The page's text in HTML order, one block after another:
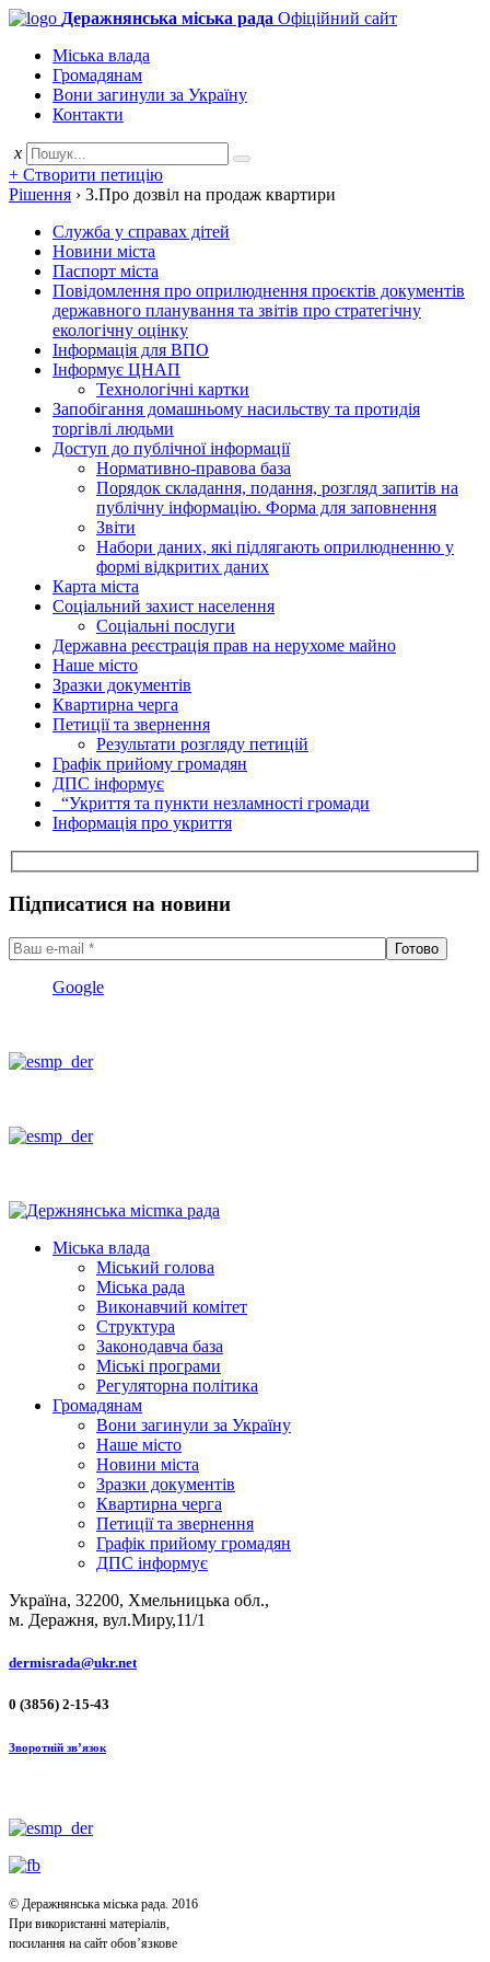
Деражнянська міська рада Офіційний сайт
Міська влада
Громадянам
Вони загинули за Україну
Контакти
x
+ Створити петицію
Рішення › 3.Про дозвіл на продаж квартири
Служба у справах дітей
Новини міста
Паспорт міста
Повідомлення про оприлюднення проєктів документів
державного планування та звітів про стратегічну
екологічну оцінку
Інформація для ВПО
Інформує ЦНАП
Технологічні картки
Запобігання домашньому насильству та протидія
торгівлі людьми
Доступ до публічної інформації
Нормативно-правова база
Порядок складання, подання, розгляд запитів на
публічну інформацію. Форма для заповнення
Звіти
Набори даних, які підлягають оприлюдненню у
формі відкритих даних
Карта міста
Соціальний захист населення
Соціальні послуги
Державна реєстрація прав на нерухоме майно
Наше місто
Зразки документів
Квартирна черга
Петиції та звернення
Результати розгляду петицій
Графік прийому громадян
ДПС інформує
“Укриття та пункти незламності громади
Інформація про укриття
Підписатися на новини
Google
Міська влада
Міський голова
Міська рада
Виконавчий комітет
Структура
Законодавча база
Міські програми
Регуляторна політика
Громадянам
Вони загинули за Україну
Наше місто
Новини міста
Зразки документів
Квартирна черга
Петиції та звернення
Графік прийому громадян
ДПС інформує
Україна, 32200, Хмельницька обл.,
м. Деражня, вул.Миру,11/1
dermisrada@ukr.net
0 (3856) 2-15-43
Зворотній зв’язок
© Деражнянська міська рада. 2016
При використанні матеріалів,
посилання на сайт обов’язкове